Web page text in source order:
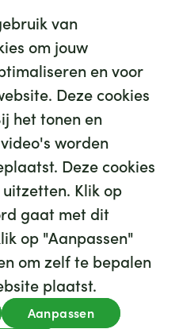
van
om jouw
en voor
Deze cookies
het tonen en
worden
Deze cookies
Klik op
gaat met dit
op "Aanpassen"
om zelf te bepalen
plaatst.
Aanpassen
leuke banen voor je
op werkenbijghz.nl